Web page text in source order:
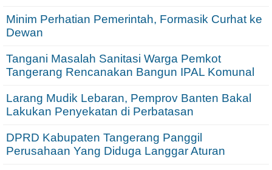
Minim Perhatian Pemerintah, Formasik Curhat ke
Dewan
Tangani Masalah Sanitasi Warga Pemkot
Tangerang Rencanakan Bangun IPAL Komunal
Larang Mudik Lebaran, Pemprov Banten Bakal
Lakukan Penyekatan di Perbatasan
DPRD Kabupaten Tangerang Panggil
Perusahaan Yang Diduga Langgar Aturan